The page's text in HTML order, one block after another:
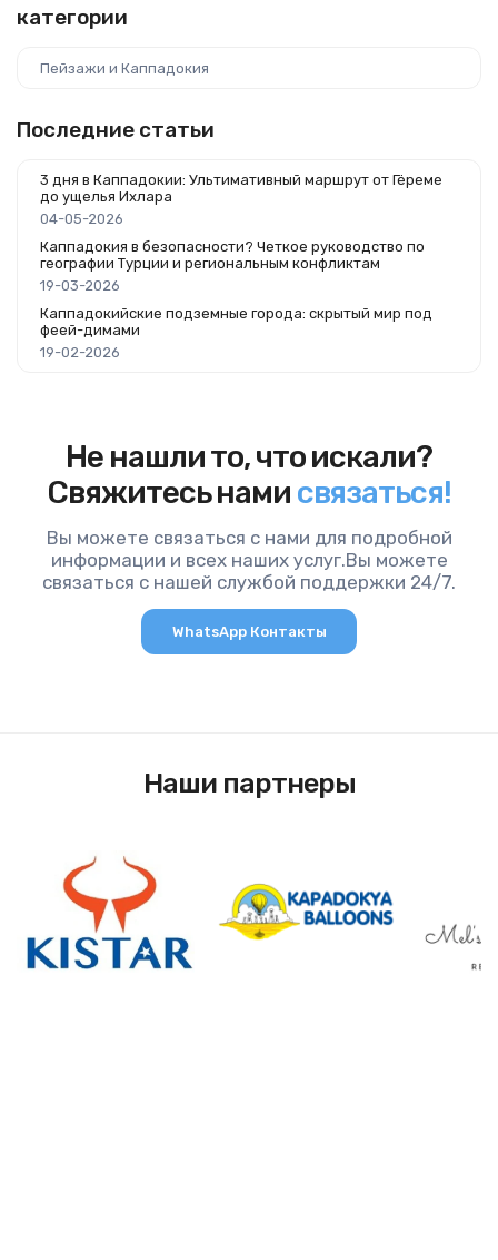
категории
Пейзажи и Каппадокия
Последние статьи
3 дня в Каппадокии: Ультимативный маршрут от Гёреме
до ущелья Ихлара
04-05-2026
Каппадокия в безопасности? Четкое руководство по
географии Турции и региональным конфликтам
19-03-2026
Каппадокийские подземные города: скрытый мир под
феей-димами
19-02-2026
Не нашли то, что искали?
Свяжитесь нами связаться!
Вы можете связаться с нами для подробной
информации и всех наших услуг.Вы можете
связаться с нашей службой поддержки 24/7.
WhatsApp Контакты
Наши партнеры